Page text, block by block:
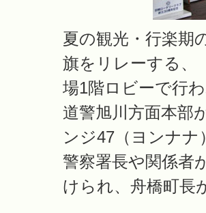
夏の観光・行楽期
旗をリレーする、
場1階ロビーで行
道警旭川方面本部
ンジ47（ヨンナ
警察署長や関係者
けられ、舟橋町長